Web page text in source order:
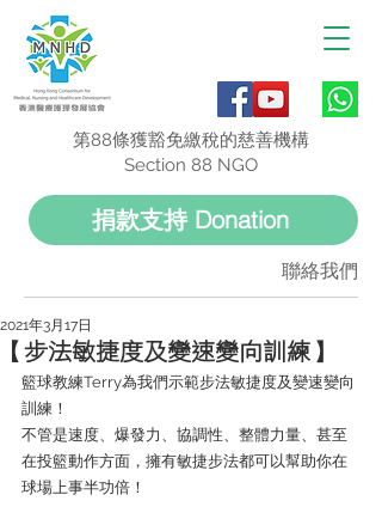
聯絡我們
捐款支持 Donation
第88條獲豁免繳稅的慈善機構
Section 88 NGO
【步法敏捷度及變速變向訓練】
2021年3月17日
籃球教練Terry為我們示範步法敏捷度及變速變向
訓練！
不管是速度、爆發力、協調性、整體力量、甚至
在投籃動作方面，擁有敏捷步法都可以幫助你在
球場上事半功倍！